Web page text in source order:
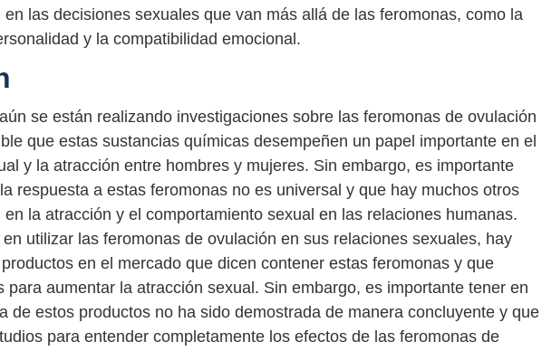
las decisiones sexuales que van más allá de las feromonas, como la
y la compatibilidad emocional.
se están realizando investigaciones sobre las feromonas de ovulación
que estas sustancias químicas desempeñen un papel importante en el
y la atracción entre hombres y mujeres. Sin embargo, es importante
respuesta a estas feromonas no es universal y que hay muchos otros
la atracción y el comportamiento sexual en las relaciones humanas.
utilizar las feromonas de ovulación en sus relaciones sexuales, hay
en el mercado que dicen contener estas feromonas y que
para aumentar la atracción sexual. Sin embargo, es importante tener en
de estos productos no ha sido demostrada de manera concluyente y que
para entender completamente los efectos de las feromonas de